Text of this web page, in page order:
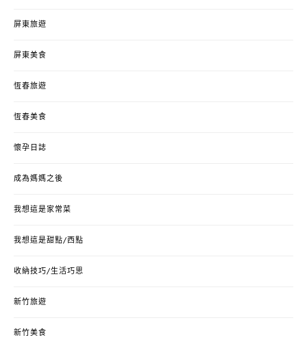
屏東旅遊
屏東美食
恆春旅遊
恆春美食
懷孕日誌
成為媽媽之後
我想這是家常菜
我想這是甜點/西點
收納技巧/生活巧思
新竹旅遊
新竹美食